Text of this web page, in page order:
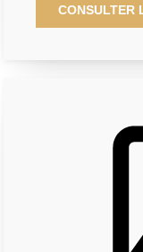
en 2 salles de
CONSULTER